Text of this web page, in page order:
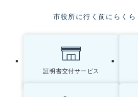
市役所に行く前にらくら
証明書交付サービス